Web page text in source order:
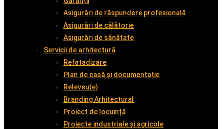
Asigurări de răspundere profesională
Asigurări de călătorie
Asigurări de sănătate
Servicii de arhitectură
Refatadizare
Plan de casă și documentație
Releveu(e)
Branding Arhitectural
Proiect de locuință
Proiecte industriale și agricole